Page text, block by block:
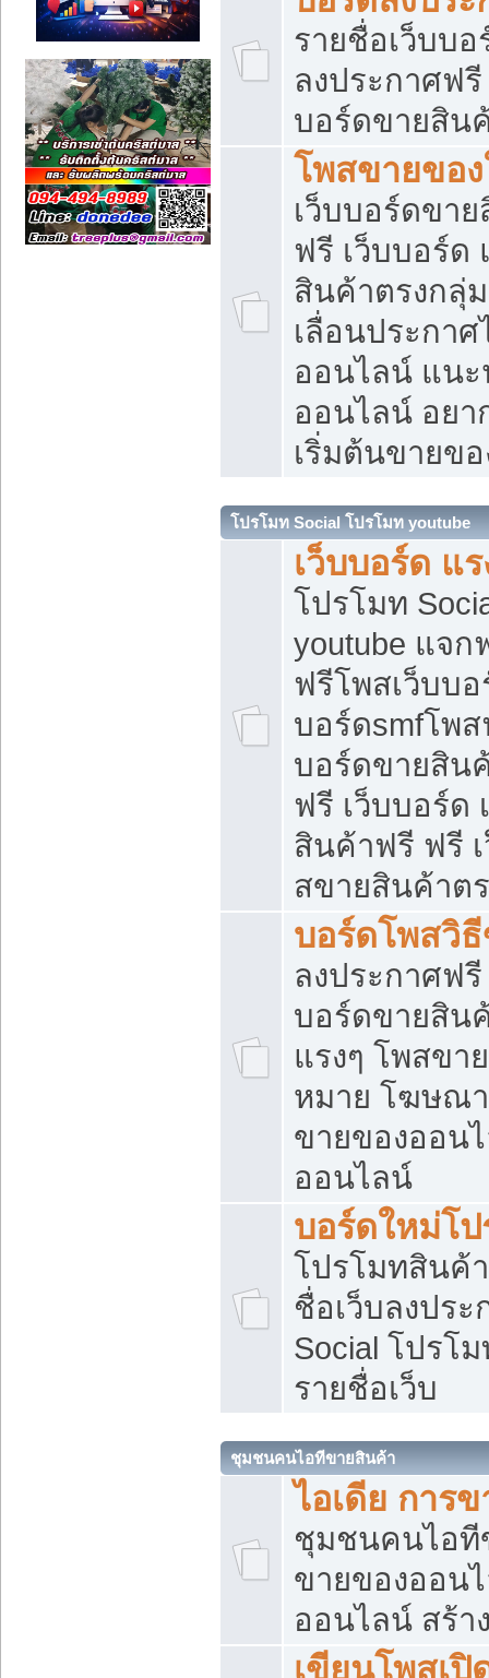
รายชื่อเว็บบ
ลงประกาศฟรี
บอร์ดขายสิน
โพสขายขอ
เว็บบอร์ดขา
ฟรี เว็บบอร์ด
สินค้าตรงกลุ่
เลื่อนประกา
ออนไลน์ แนะ
ออนไลน์ อย
เริ่มต้นขายข
โปรโมท Social โปรโมท youtube
เว็บบอร์ด แร
โปรโมท
youtube แจก
ฟรีโพสเว็บบอ
บอร์ดsmfโพ
บอร์ดขายสิน
ฟรี เว็บบอร์ด
สินค้าฟรี ฟรี
สขายสินค้าต
บอร์ดโพสวิ
ลงประกาศฟรี
บอร์ดขายสิน
แรงๆ โพสขา
หมาย โฆษณ
ขายของออน
ออนไลน์
บอร์ดใหม่โ
โปรโมทสินค้
ชื่อเว็บลงปร
Social โปรโ
รายชื่อเว็บ
ชุมชนคนไอทีขายสินค้า
ไอเดีย การ
ชุมชนคนไอที
ขายของออน
ออนไลน์ สร้า
เขียนโพสเปิ